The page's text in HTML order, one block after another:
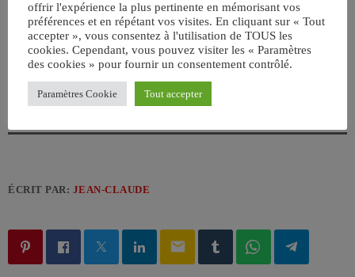
ÉCRIT PAR: JEAN-CLAUDE
email
offrir l'expérience la plus pertinente en mémorisant vos
préférences et en répétant vos visites. En cliquant sur « Tout
accepter », vous consentez à l'utilisation de TOUS les
cookies. Cependant, vous pouvez visiter les « Paramètres
des cookies » pour fournir un consentement contrôlé.
Paramètres Cookie Tout accepter